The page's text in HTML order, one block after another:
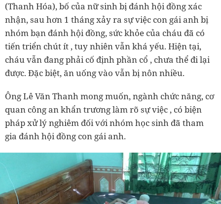
(Thanh Hóa), bố của nữ sinh bị đánh hội đồng xác
nhận, sau hơn 1 tháng xảy ra sự việc con gái anh bị
nhóm bạn đánh hội đồng, sức khỏe của cháu đã có
tiến triển chút ít , tuy nhiên vẫn khá yếu. Hiện tại,
cháu vẫn đang phải cố định phần cổ , chưa thể đi lại
được. Đặc biệt, ăn uống vào vẫn bị nôn nhiều.
Ông Lê Văn Thanh mong muốn, ngành chức năng, cơ
quan công an khẩn trương làm rõ sự việc , có biện
pháp xử lý nghiêm đối với nhóm học sinh đã tham
gia đánh hội đồng con gái anh.